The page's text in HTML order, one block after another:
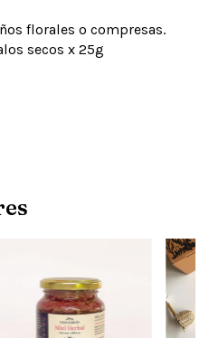
florales o compresas.
secos x 25g